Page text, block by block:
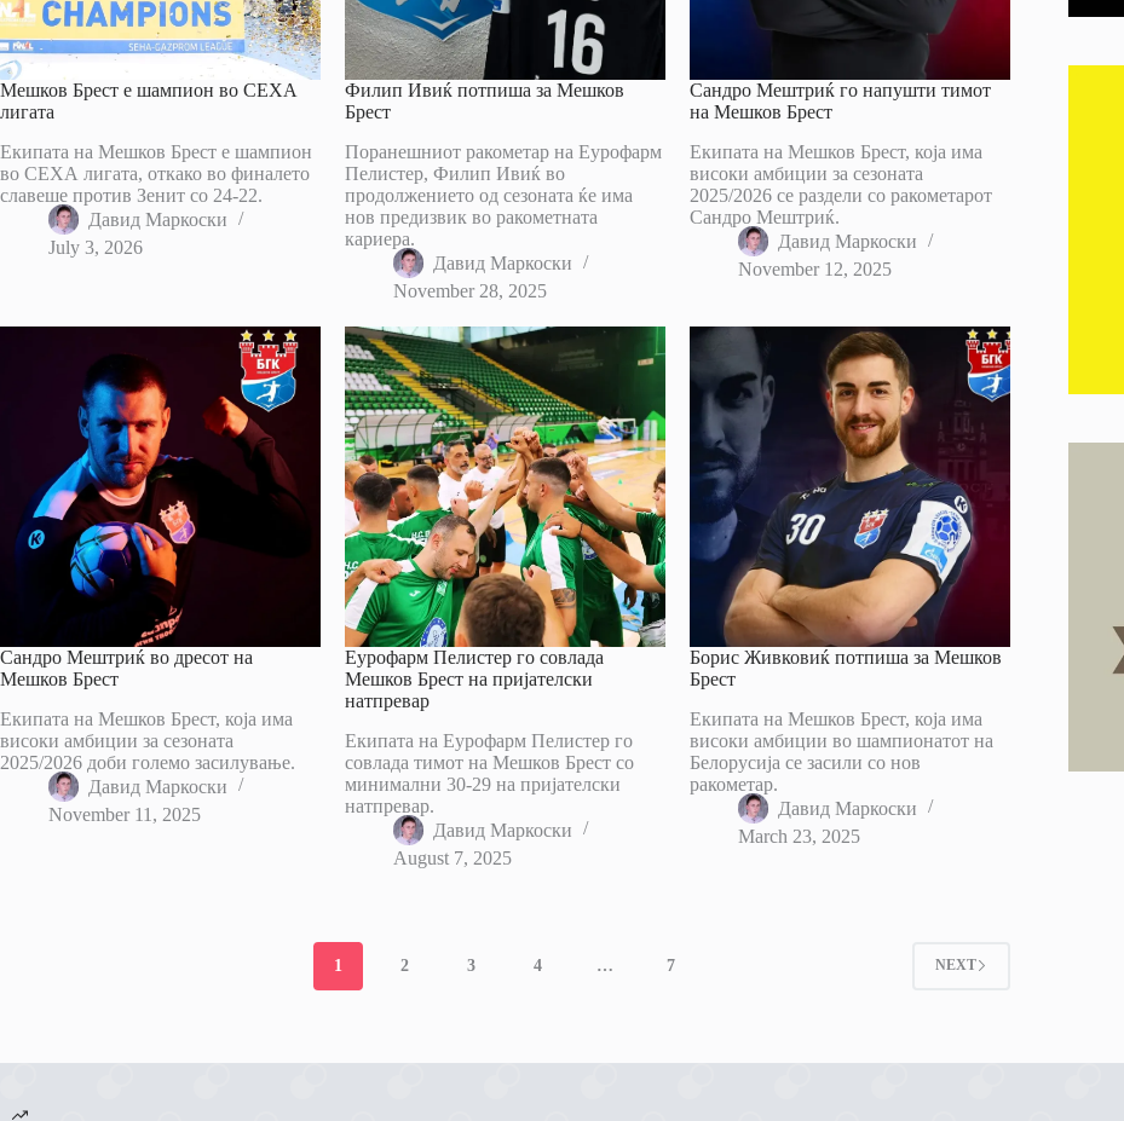
Мешков Брест е шампион во СЕХА
лигата
Екипата на Мешков Брест е шампион
во СЕХА лигата, откако во финалето
славеше против Зенит со 24-22.
Давид Маркоски
July 3, 2026
Филип Ивиќ потпиша за Мешков
Брест
Поранешниот ракометар на Еурофарм
Пелистер, Филип Ивиќ во
продолжението од сезоната ќе има
нов предизвик во ракометната
кариера.
Давид Маркоски
November 28, 2025
Сандро Мештриќ го напушти тимот
на Мешков Брест
Екипата на Мешков Брест, која има
високи амбиции за сезоната
2025/2026 се раздели со ракометарот
Сандро Мештриќ.
Давид Маркоски
November 12, 2025
Сандро Мештриќ во дресот на
Мешков Брест
Екипата на Мешков Брест, која има
високи амбиции за сезоната
2025/2026 доби големо засилување.
Давид Маркоски
November 11, 2025
Еурофарм Пелистер го совлада
Мешков Брест на пријателски
натпревар
Екипата на Еурофарм Пелистер го
совлада тимот на Мешков Брест со
минимални 30-29 на пријателски
натпревар.
Давид Маркоски
August 7, 2025
Борис Живковиќ потпиша за Мешков
Брест
Екипата на Мешков Брест, која има
високи амбиции во шампионатот на
Белорусија се засили со нов
ракометар.
Давид Маркоски
March 23, 2025
1 2 3 4 … 7 NEXT